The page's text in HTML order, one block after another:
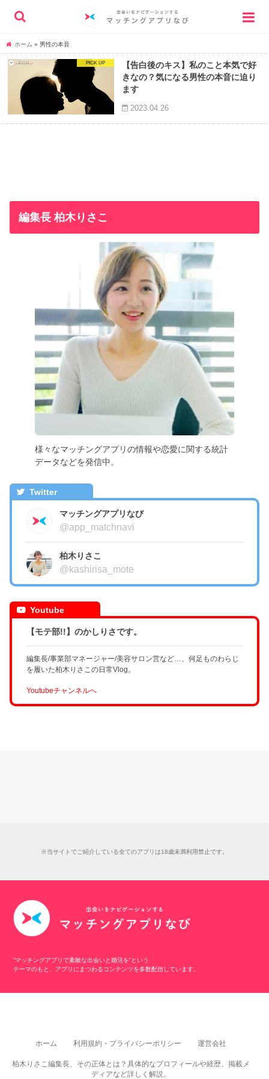
ホーム » 男性の本音
【告白後のキス】私のこと本気で好
きなの？気になる男性の本音に迫り
ます
2023.04.26
編集長 柏木りさこ
様々なマッチングアプリの情報や恋愛に関する統計
データなどを発信中。
Twitter
マッチングアプリなび
@app_matchnavi
柏木りさこ
@kashirisa_mote
Youtube
【モテ部!!】のかしりさです。
編集長/事業部マネージャー/美容サロン営など…、何足ものわらじ
を履いた柏木りさこの日常Vlog。
Youtubeチャンネルへ
※当サイトでご紹介している全てのアプリは18歳未満利用禁止です。
“マッチングアプリで素敵な出会いと婚活を”という
テーマのもと、アプリにまつわるコンテンツを多数配信しています。
ホーム 利用規約・プライバシーポリシー 運営会社
柏木りさこ編集長、その正体とは？具体的なプロフィールや経歴、掲載メ
ディアなど詳しく解説。